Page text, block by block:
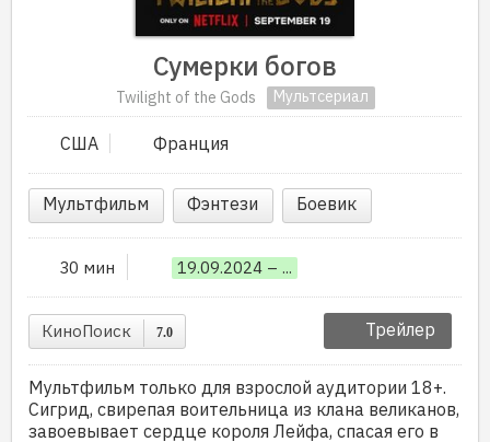
Сумерки богов
Twilight of the Gods Мультсериал
США Франция
Мультфильм Фэнтези Боевик
30 мин 19.09.2024 – ...
КиноПоиск 7.0 Трейлер
Мультфильм только для взрослой аудитории 18+.
Сигрид, свирепая воительница из клана великанов,
завоевывает сердце короля Лейфа, спасая его в